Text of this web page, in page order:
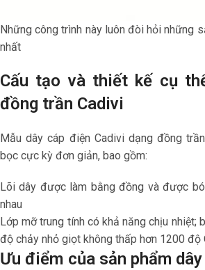
Những công trình này luôn đòi hỏi những
nhất
Cấu tạo và thiết kế cụ
đồng trần Cadivi
Mẫu dây cáp điện Cadivi dạng đồng
bọc cực kỳ đơn giản, bao gồm:
Lõi dây được làm bằng đồng và được
nhau
Lớp mỡ trung tính có khả năng chịu nhiệt;
độ chảy nhỏ giọt không thấp hơn 1200 độ
Ưu điểm của sản phẩm